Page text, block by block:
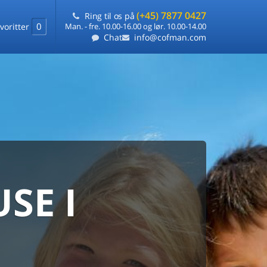
0
Ring til os på (+45) 7877 0427
Man. - fre. 10.00-16.00 og lør. 10.00-14.00
Chat info@cofman.com
I
laveste pris
ét sted